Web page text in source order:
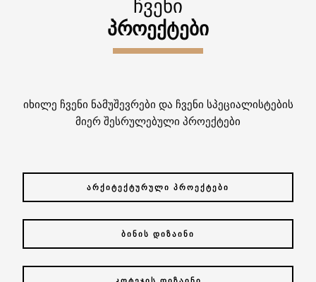
ᲩᲕᲔᲜᲘ
ᲞᲠᲝᲔᲥᲢᲔᲑᲘ
იხილე ჩვენი ნამუშევრები და ჩვენი სპეციალისტების
მიერ შესრულებული პროექტები
ᲐᲠᲥᲘᲢᲔᲥᲢᲣᲠᲣᲚᲘ ᲞᲠᲝᲔᲥᲢᲔᲑᲘ
ᲑᲘᲜᲘᲡ ᲓᲘᲖᲐᲘᲜᲘ